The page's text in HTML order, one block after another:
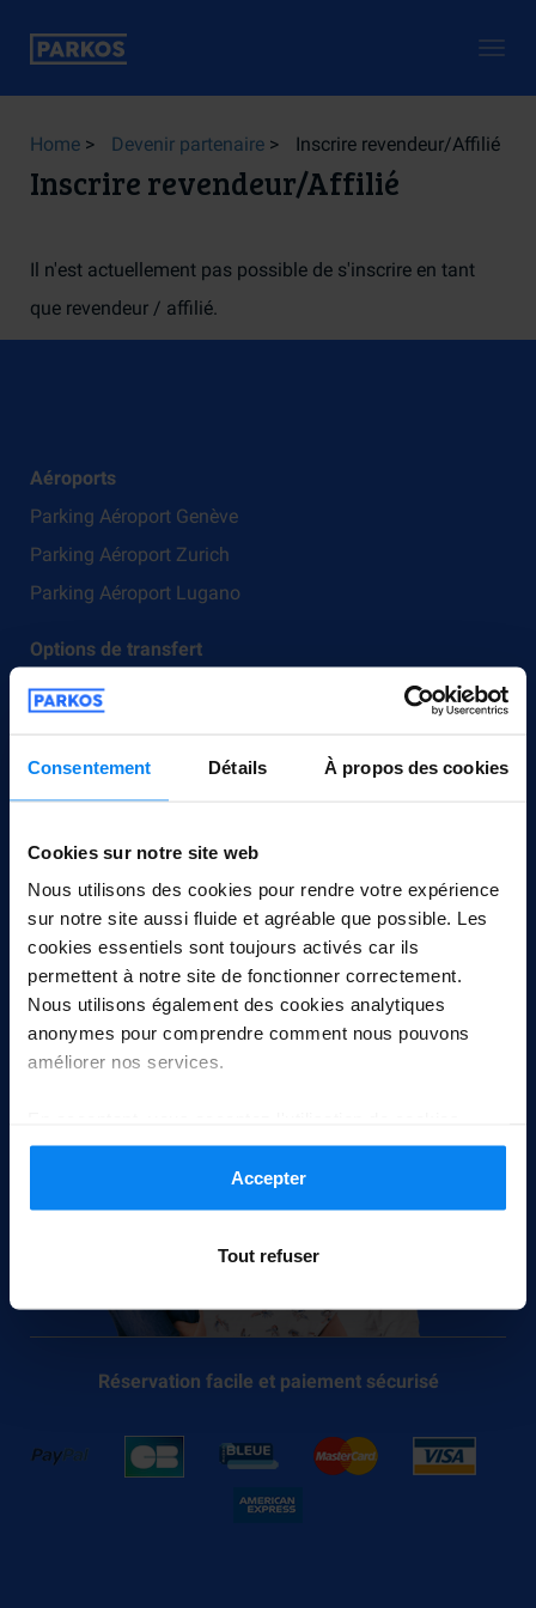
Consentement Détails À propos des cookies
Cookies sur notre site web
Nous utilisons des cookies pour rendre votre expérience
sur notre site aussi fluide et agréable que possible. Les
cookies essentiels sont toujours activés car ils
permettent à notre site de fonctionner correctement.
Nous utilisons également des cookies analytiques
anonymes pour comprendre comment nous pouvons
améliorer nos services.
conformément aux règles en vigueur dans votre pays,
mais vous pouvez modifier vos paramètres à tout
moment. Pour plus de détails, consultez notrePolitique
Accepter
Tout refuser
Home > Devenir partenaire > Inscrire revendeur/Affilié
Inscrire revendeur/Affilié
Il n'est actuellement pas possible de s'inscrire en tant
que revendeur / affilié.
Aéroports
Parking Aéroport Genève
Parking Aéroport Zurich
Parking Aéroport Lugano
Options de transfert
Service de navette
À propos de Parkos
Service client
Devenir partenaire
À Propos
Blog
Carrières
Se rétracter du contrat ici
Réservation facile et paiement sécurisé